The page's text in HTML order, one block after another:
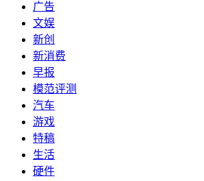
广告
文娱
新创
新消费
早报
模范评测
汽车
游戏
特稿
生活
硬件